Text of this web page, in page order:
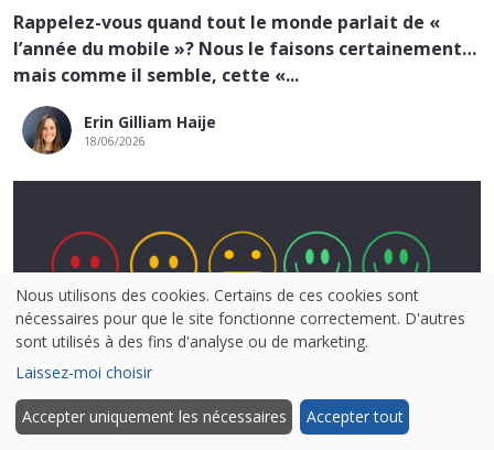
Rappelez-vous quand tout le monde parlait de «
l’année du mobile »? Nous le faisons certainement…
mais comme il semble, cette «...
Erin Gilliam Haije
18/06/2026
Réussir votre enquête de satisfaction client : les
meilleurs questions
Nous utilisons des cookies. Certains de ces cookies sont
nécessaires pour que le site fonctionne correctement. D'autres
sont utilisés à des fins d'analyse ou de marketing.
Laissez-moi choisir
Accepter uniquement les nécessaires Accepter tout